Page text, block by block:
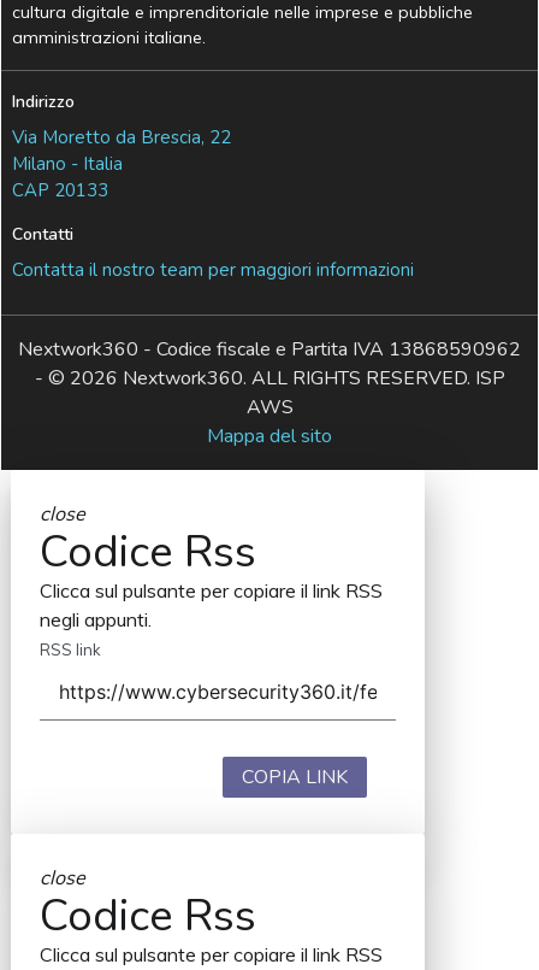
cultura digitale e imprenditoriale nelle imprese e pubbliche
amministrazioni italiane.
Indirizzo
Via Moretto da Brescia, 22
Milano - Italia
CAP 20133
Contatti
Contatta il nostro team per maggiori informazioni
Nextwork360 - Codice fiscale e Partita IVA 13868590962
- © 2026 Nextwork360. ALL RIGHTS RESERVED. ISP
AWS
Mappa del sito
close
Codice Rss
Clicca sul pulsante per copiare il link RSS
negli appunti.
RSS link
COPIA LINK
close
Codice Rss
Clicca sul pulsante per copiare il link RSS